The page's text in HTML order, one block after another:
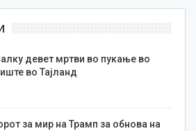
девет мртви во пукање во
во Тајланд
за мир на Трамп за обнова на